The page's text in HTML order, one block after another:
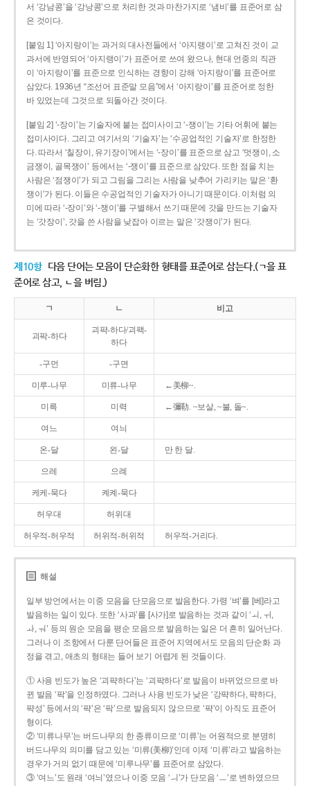
서 ‘강남콩’을 ‘강낭콩’으로 처리한 것과 마찬가지로 ‘냄비’를 표준어로 삼
은 것이다.
[붙임 1] ‘아지랑이’는 과거의 대사전들에서 ‘아지랭이’로 고쳐진 것이 교
과서에 반영되어 ‘아지랭이’가 표준어로 쓰여 왔으나, 현대 언중의 직관
이 ‘아지랑이’를 표준으로 인식하는 경향이 강해 ‘아지랑이’를 표준어로
삼았다. 1936년 “조선어 표준말 모음”에서 ‘아지랑이’를 표준어로 정한
바 있었는데 그것으로 되돌아간 것이다.
[붙임 2] ‘-장이’는 기술자에 붙는 접미사이고 ‘-쟁이’는 기타 어휘에 붙는
접미사이다. 그리고 여기서의 ‘기술자’는 ‘수공업적인 기술자’로 한정한
다. 따라서 ‘칠장이, 유기장이’에서는 ‘-장이’를 표준으로 삼고 ‘멋쟁이, 소
금쟁이, 골목쟁이’ 등에서는 ‘-쟁이’를 표준으로 삼았다. 또한 점을 치는
사람은 ‘점쟁이’가 되고 그림을 그리는 사람을 낮추어 가리키는 말은 ‘환
쟁이’가 된다. 이들은 수공업적인 기술자가 아니기 때문이다. 이처럼 의
미에 따라 ‘-장이’와 ‘-쟁이’를 구별해서 쓰기 때문에 갓을 만드는 기술자
는 ‘갓장이’, 갓을 쓴 사람을 낮잡아 이르는 말은 ‘갓쟁이’가 된다.
제10항 다음 단어는 모음이 단순화한 형태를 표준어로 삼는다.(ㄱ을 표
준어로 삼고, ㄴ을 버림.)
ㄱ ㄴ 비고
괴팍-하다
괴퍅-하다/괴팩-
하다
-구먼 -구면
미루-나무 미류-나무 ←美柳~.
미륵 미력 ←彌勒. ~보살, ~불, 돌~.
여느 여늬
온-달 왼-달 만 한 달.
으레 으례
케케-묵다 켸켸-묵다
허우대 허위대
허우적-허우적 허위적-허위적 허우적-거리다.
해설
일부 방언에서는 이중 모음을 단모음으로 발음한다. 가령 ‘벼’를 [베]라고
발음하는 일이 있다. 또한 ‘사과’를 [사가]로 발음하는 것과 같이 ‘ㅚ, ㅟ,
ㅘ, ㅝ’ 등의 원순 모음을 평순 모음으로 발음하는 일은 더 흔히 일어난다.
그러나 이 조항에서 다룬 단어들은 표준어 지역에서도 모음의 단순화 과
정을 겪고, 애초의 형태는 들어 보기 어렵게 된 것들이다.
① 사용 빈도가 높은 ‘괴퍅하다’는 ‘괴팍하다’로 발음이 바뀌었으므로 바
뀐 발음 ‘팍’을 인정하였다. 그러나 사용 빈도가 낮은 ‘강퍅하다, 퍅하다,
퍅성’ 등에서의 ‘퍅’은 ‘팍’으로 발음되지 않으므로 ‘퍅’이 아직도 표준어
형이다.
② ‘미류나무’는 버드나무의 한 종류이므로 ‘미류’는 어원적으로 분명히
버드나무의 의미를 담고 있는 ‘미류(美柳)’인데 이제 ‘미류’라고 발음하는
경우가 거의 없기 때문에 ‘미루나무’를 표준어로 삼았다.
③ ‘여느’도 원래 ‘여늬’였으나 이중 모음 ‘ㅢ’가 단모음 ‘ㅡ’로 변하였으므